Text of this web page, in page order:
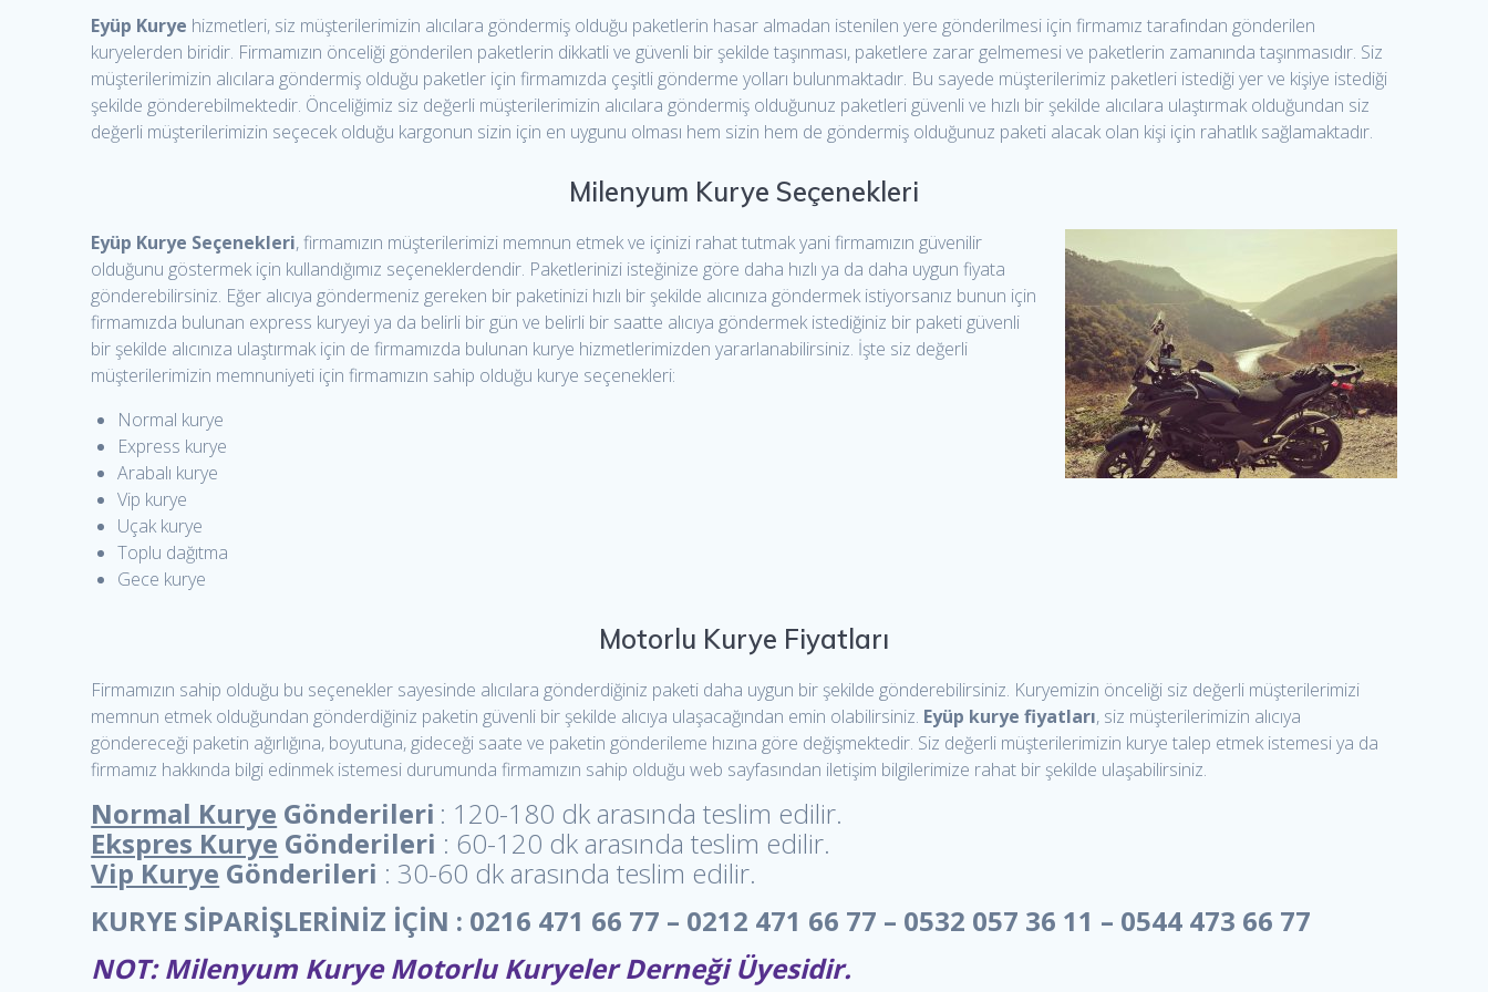
Eyüp Kurye hizmetleri, siz müşterilerimizin alıcılara göndermiş olduğu paketlerin hasar almadan istenilen yere gönderilmesi için firmamız tarafından gönderilen
kuryelerden biridir. Firmamızın önceliği gönderilen paketlerin dikkatli ve güvenli bir şekilde taşınması, paketlere zarar gelmemesi ve paketlerin zamanında taşınmasıdır. Siz
müşterilerimizin alıcılara göndermiş olduğu paketler için firmamızda çeşitli gönderme yolları bulunmaktadır. Bu sayede müşterilerimiz paketleri istediği yer ve kişiye istediği
şekilde gönderebilmektedir. Önceliğimiz siz değerli müşterilerimizin alıcılara göndermiş olduğunuz paketleri güvenli ve hızlı bir şekilde alıcılara ulaştırmak olduğundan siz
değerli müşterilerimizin seçecek olduğu kargonun sizin için en uygunu olması hem sizin hem de göndermiş olduğunuz paketi alacak olan kişi için rahatlık sağlamaktadır.
Milenyum Kurye Seçenekleri
Eyüp Kurye Seçenekleri, firmamızın müşterilerimizi memnun etmek ve içinizi rahat tutmak yani firmamızın güvenilir
olduğunu göstermek için kullandığımız seçeneklerdendir. Paketlerinizi isteğinize göre daha hızlı ya da daha uygun fiyata
gönderebilirsiniz. Eğer alıcıya göndermeniz gereken bir paketinizi hızlı bir şekilde alıcınıza göndermek istiyorsanız bunun için
firmamızda bulunan express kuryeyi ya da belirli bir gün ve belirli bir saatte alıcıya göndermek istediğiniz bir paketi güvenli
bir şekilde alıcınıza ulaştırmak için de firmamızda bulunan kurye hizmetlerimizden yararlanabilirsiniz. İşte siz değerli
müşterilerimizin memnuniyeti için firmamızın sahip olduğu kurye seçenekleri:
Normal kurye
Express kurye
Arabalı kurye
Vip kurye
Uçak kurye
Toplu dağıtma
Gece kurye
Motorlu Kurye Fiyatları
Firmamızın sahip olduğu bu seçenekler sayesinde alıcılara gönderdiğiniz paketi daha uygun bir şekilde gönderebilirsiniz. Kuryemizin önceliği siz değerli müşterilerimizi
memnun etmek olduğundan gönderdiğiniz paketin güvenli bir şekilde alıcıya ulaşacağından emin olabilirsiniz. Eyüp kurye fiyatları, siz müşterilerimizin alıcıya
göndereceği paketin ağırlığına, boyutuna, gideceği saate ve paketin gönderileme hızına göre değişmektedir. Siz değerli müşterilerimizin kurye talep etmek istemesi ya da
firmamız hakkında bilgi edinmek istemesi durumunda firmamızın sahip olduğu web sayfasından iletişim bilgilerimize rahat bir şekilde ulaşabilirsiniz.
Normal Kurye Gönderileri : 120-180 dk arasında teslim edilir.
Ekspres Kurye Gönderileri : 60-120 dk arasında teslim edilir.
Vip Kurye Gönderileri : 30-60 dk arasında teslim edilir.
KURYE SİPARİŞLERİNİZ İÇİN : 0216 471 66 77 – 0212 471 66 77 – 0532 057 36 11 – 0544 473 66 77
NOT: Milenyum Kurye Motorlu Kuryeler Derneği Üyesidir.